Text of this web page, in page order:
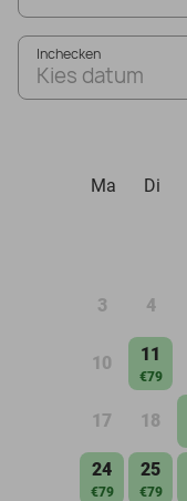
Inchecken
Kies datum
Ma
Di
3 4
10 11
€79
17 18
24
€79
25
€79